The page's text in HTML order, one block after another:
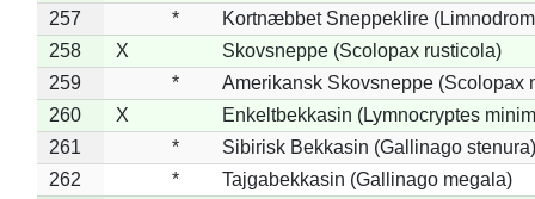
257
*
Kortnæbbet Sneppeklire
258
X
Skovsneppe (Scolopax rusticola)
259
*
Amerikansk Skovsneppe (Scolopax
260
X
Enkeltbekkasin (Lymnocryptes
261
*
Sibirisk Bekkasin (Gallinago stenura)
262
*
Tajgabekkasin (Gallinago megala)